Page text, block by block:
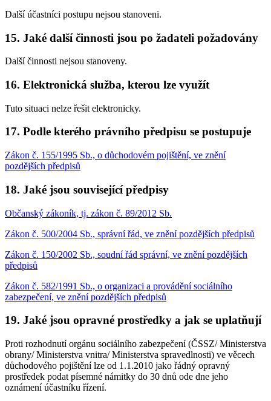
Další účastníci postupu nejsou stanoveni.
15. Jaké další činnosti jsou po žadateli požadovány
Další činnosti nejsou stanoveny.
16. Elektronická služba, kterou lze využít
Tuto situaci nelze řešit elektronicky.
17. Podle kterého právního předpisu se postupuje
Zákon č. 155/1995 Sb., o důchodovém pojištění, ve znění
pozdějších předpisů
18. Jaké jsou související předpisy
Občanský zákoník, tj. zákon č. 89/2012 Sb.
Zákon č. 500/2004 Sb., správní řád, ve znění pozdějších předpisů
Zákon č. 150/2002 Sb., soudní řád správní, ve znění pozdějších
předpisů
Zákon č. 582/1991 Sb., o organizaci a provádění sociálního
zabezpečení, ve znění pozdějších předpisů
19. Jaké jsou opravné prostředky a jak se uplatňují
Proti rozhodnutí orgánu sociálního zabezpečení (ČSSZ/ Ministerstva
obrany/ Ministerstva vnitra/ Ministerstva spravedlnosti) ve věcech
důchodového pojištění lze od 1.1.2010 jako řádný opravný
prostředek podat písemné námitky do 30 dnů ode dne jeho
oznámení účastníku řízení.